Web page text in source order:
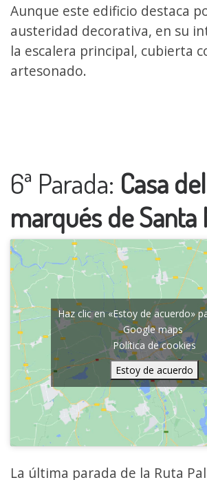
Aunque este edificio destaca
austeridad decorativa, en su
la escalera principal, cubierta
artesonado.
6ª Parada: Casa del
marqués de Santa
Haz clic en «Estoy de acuerdo»
Google maps
Política de cookies
Estoy de acuerdo
La última parada de la Ruta